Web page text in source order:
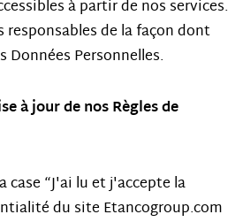
à partir de nos services.
responsables de la façon dont
Personnelles.
à jour de nos Règles de
case “J'ai lu et j'accepte la
du site Etancogroup.com